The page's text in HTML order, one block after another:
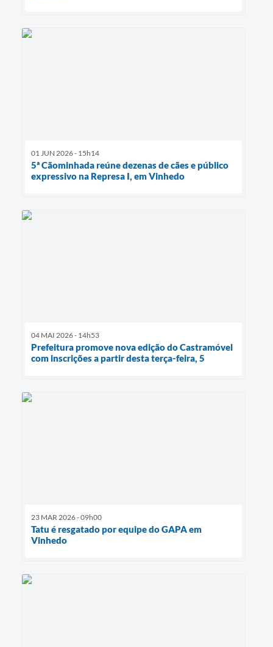
01 JUN 2026 - 15h14
5ª Cãominhada reúne dezenas de cães e público
expressivo na Represa I, em Vinhedo
04 MAI 2026 - 14h53
Prefeitura promove nova edição do Castramóvel
com inscrições a partir desta terça-feira, 5
23 MAR 2026 - 09h00
Tatu é resgatado por equipe do GAPA em
Vinhedo